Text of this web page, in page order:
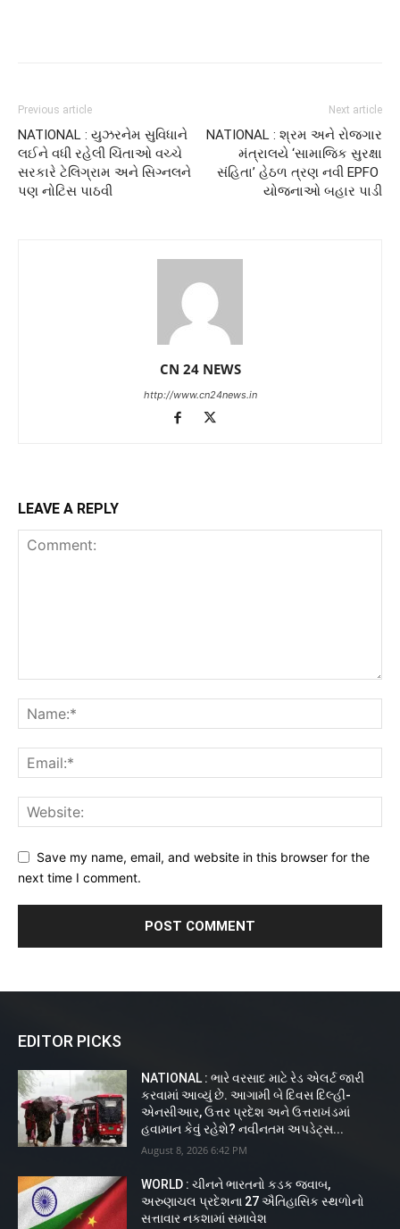
Previous article
NATIONAL : યુઝરનેમ સુવિધાને
લઈને વધી રહેલી ચિંતાઓ વચ્ચે
સરકારે ટેલિગ્રામ અને સિગ્નલને
પણ નોટિસ પાઠવી
Next article
NATIONAL : શ્રમ અને રોજગાર
મંત્રાલયે ‘સામાજિક સુરક્ષા
સંહિતા’ હેઠળ ત્રણ નવી EPFO ​​
યોજનાઓ બહાર પાડી
CN 24 NEWS
http://www.cn24news.in
LEAVE A REPLY
Save my name, email, and website in this browser for the
next time I comment.
EDITOR PICKS
NATIONAL : ભારે વરસાદ માટે રેડ એલર્ટ જારી
કરવામાં આવ્યું છે. આગામી બે દિવસ દિલ્હી-
એનસીઆર, ઉત્તર પ્રદેશ અને ઉત્તરાખંડમાં
હવામાન કેવું રહેશે? નવીનતમ અપડેટ્સ...
August 8, 2026 6:42 PM
WORLD : ચીનને ભારતનો કડક જવાબ,
અરુણાચલ પ્રદેશના 27 ઐતિહાસિક સ્થળોનો
સત્તાવાર નકશામાં સમાવેશ